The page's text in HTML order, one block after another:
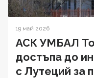
19 май 2026
АСК УМБАЛ
достъпа до
с Лутеций за